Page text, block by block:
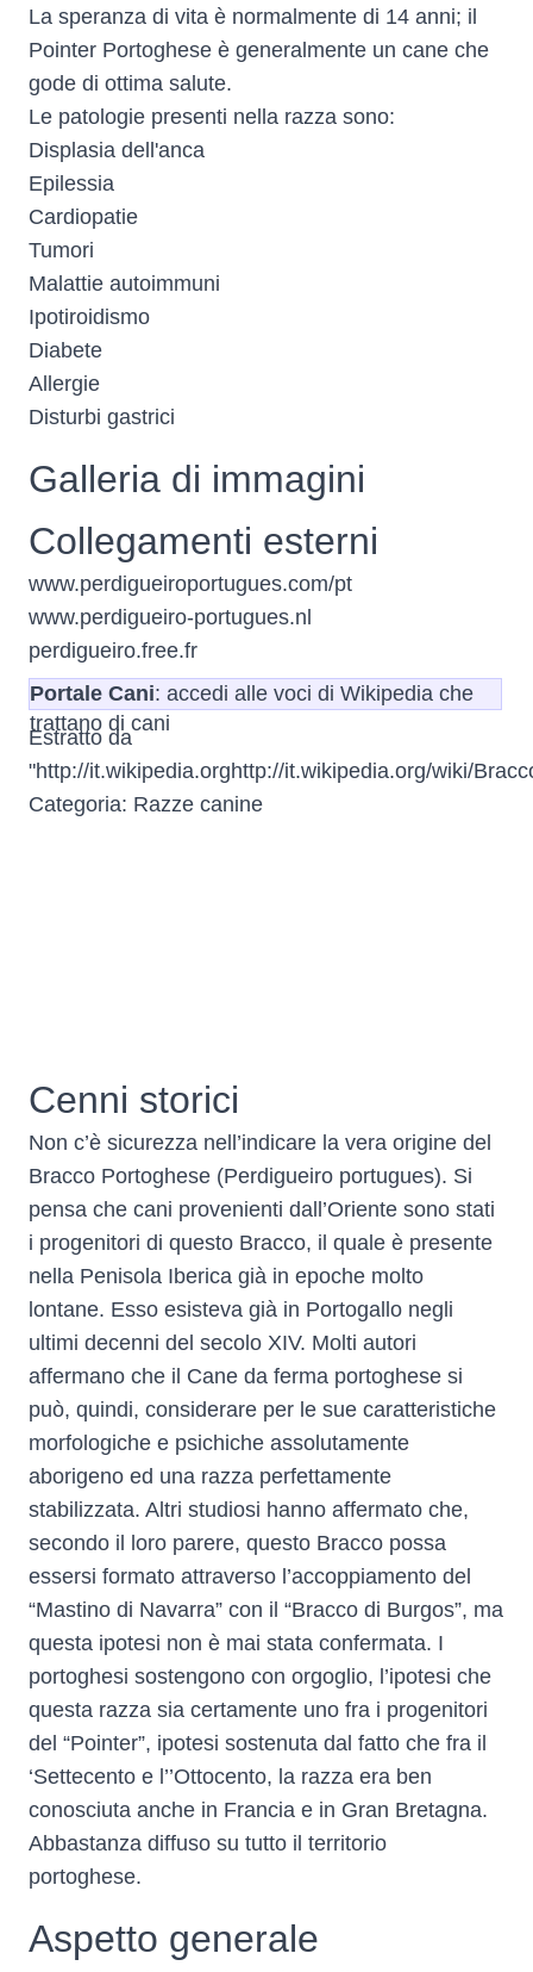
La speranza di vita è normalmente di 14 anni; il
Pointer Portoghese è generalmente un cane che
gode di ottima salute.
Le patologie presenti nella razza sono:
Displasia dell'anca
Epilessia
Cardiopatie
Tumori
Malattie autoimmuni
Ipotiroidismo
Diabete
Allergie
Disturbi gastrici
Galleria di immagini
Collegamenti esterni
www.perdigueiroportugues.com/pt
www.perdigueiro-portugues.nl
perdigueiro.free.fr
Portale Cani: accedi alle voci di Wikipedia che
trattano di cani
Estratto da
"http://it.wikipedia.orghttp://it.wikipedia.org/wiki/
Categoria: Razze canine
Cenni storici
Non c’è sicurezza nell’indicare la vera origine del
Bracco Portoghese (Perdigueiro portugues). Si
pensa che cani provenienti dall’Oriente sono stati
i progenitori di questo Bracco, il quale è presente
nella Penisola Iberica già in epoche molto
lontane. Esso esisteva già in Portogallo negli
ultimi decenni del secolo XIV. Molti autori
affermano che il Cane da ferma portoghese si
può, quindi, considerare per le sue caratteristiche
morfologiche e psichiche assolutamente
aborigeno ed una razza perfettamente
stabilizzata. Altri studiosi hanno affermato che,
secondo il loro parere, questo Bracco possa
essersi formato attraverso l’accoppiamento del
“Mastino di Navarra” con il “Bracco di Burgos”, ma
questa ipotesi non è mai stata confermata. I
portoghesi sostengono con orgoglio, l’ipotesi che
questa razza sia certamente uno fra i progenitori
del “Pointer”, ipotesi sostenuta dal fatto che fra il
‘Settecento e l’’Ottocento, la razza era ben
conosciuta anche in Francia e in Gran Bretagna.
Abbastanza diffuso su tutto il territorio
portoghese.
Aspetto generale